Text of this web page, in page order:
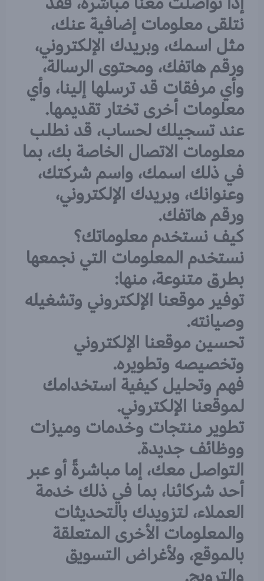
نتلقى معلومات إضافية عنك،
مثل اسمك، وبريدك الإلكتروني،
ورقم هاتفك، ومحتوى الرسالة،
وأي مرفقات قد ترسلها إلينا، وأي
معلومات أخرى تختار تقديمها.
عند تسجيلك لحساب، قد نطلب
معلومات الاتصال الخاصة بك، بما
في ذلك اسمك، واسم شركتك،
وعنوانك، وبريدك الإلكتروني،
ورقم هاتفك.
كيف نستخدم معلوماتك؟
نستخدم المعلومات التي نجمعها
بطرق متنوعة، منها:
توفير موقعنا الإلكتروني وتشغيله
وصيانته.
تحسين موقعنا الإلكتروني
وتخصيصه وتطويره.
فهم وتحليل كيفية استخدامك
لموقعنا الإلكتروني.
تطوير منتجات وخدمات وميزات
ووظائف جديدة.
التواصل معك، إما مباشرةً أو عبر
أحد شركائنا، بما في ذلك خدمة
العملاء، لتزويدك بالتحديثات
والمعلومات الأخرى المتعلقة
بالموقع، ولأغراض التسويق